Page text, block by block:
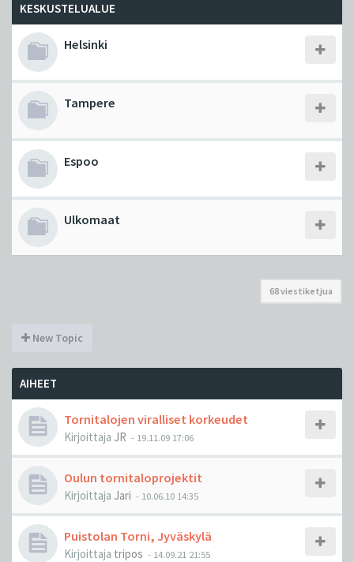
KESKUSTELUALUE
Helsinki
Tampere
Espoo
Ulkomaat
68 viestiketjua
New Topic
AIHEET
Tornitalojen viralliset korkeudet
Kirjoittaja JR - 19.11.09 17:06
Oulun tornitaloprojektit
Kirjoittaja Jari - 10.06.10 14:35
Puistolan Torni, Jyväskylä
Kirjoittaja tripos - 14.09.21 21:55